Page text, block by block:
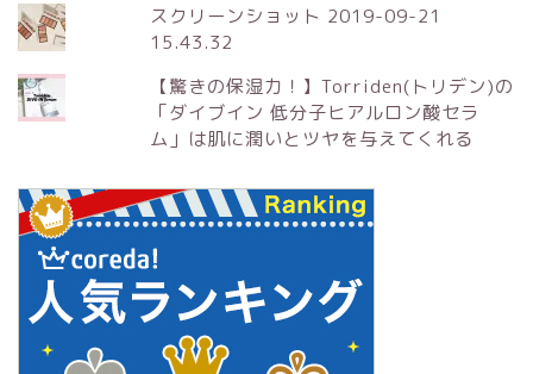
スクリーンショット 2019-09-21
15.43.32
【驚きの保湿力！】Torriden(トリデン)の
「ダイブイン 低分子ヒアルロン酸セラ
ム」は肌に潤いとツヤを与えてくれる